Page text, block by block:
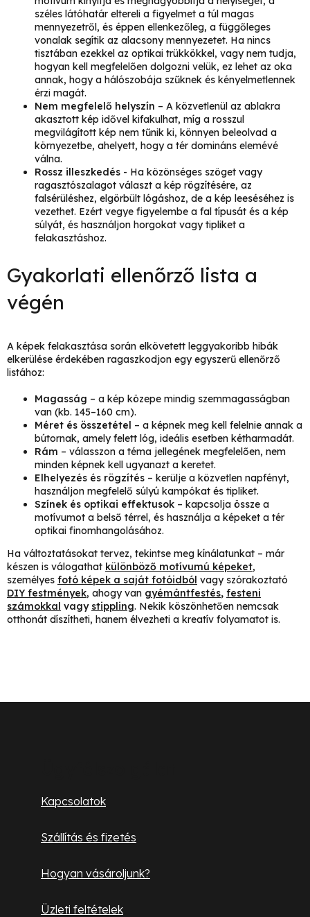
széles látóhatár eltereli a figyelmet a túl magas
mennyezetről, és éppen ellenkezőleg, a függőleges
vonalak segítik az alacsony mennyezetet. Ha nincs
tisztában ezekkel az optikai trükkökkel, vagy nem tudja,
hogyan kell megfelelően dolgozni velük, ez lehet az oka
annak, hogy a hálószobája szűknek és kényelmetlennek
érzi magát.
Nem megfelelő helyszín – A közvetlenül az ablakra
akasztott kép idővel kifakulhat, míg a rosszul
megvilágított kép nem tűnik ki, könnyen beleolvad a
környezetbe, ahelyett, hogy a tér domináns elemévé
válna.
Rossz illeszkedés - Ha közönséges szöget vagy
ragasztószalagot választ a kép rögzítésére, az
falsérüléshez, elgörbült lógáshoz, de a kép leeséséhez is
vezethet. Ezért vegye figyelembe a fal típusát és a kép
súlyát, és használjon horgokat vagy tipliket a
felakasztáshoz.
Gyakorlati ellenőrző lista a
végén
A képek felakasztása során elkövetett leggyakoribb hibák
elkerülése érdekében ragaszkodjon egy egyszerű ellenőrző
listához:
Magasság – a kép közepe mindig szemmagasságban
van (kb. 145–160 cm).
Méret és összetétel – a képnek meg kell felelnie annak a
bútornak, amely felett lóg, ideális esetben kétharmadát.
Rám – válasszon a téma jellegének megfelelően, nem
minden képnek kell ugyanazt a keretet.
Elhelyezés és rögzítés – kerülje a közvetlen napfényt,
használjon megfelelő súlyú kampókat és tipliket.
Színek és optikai effektusok – kapcsolja össze a
motívumot a belső térrel, és használja a képeket a tér
optikai finomhangolásához.
Ha változtatásokat tervez, tekintse meg kínálatunkat – már
készen is válogathat különböző motívumú képeket,
személyes fotó képek a saját fotóidból vagy szórakoztató
DIY festmények, ahogy van gyémántfestés, festeni
számokkal vagy stippling. Nekik köszönhetően nemcsak
otthonát díszítheti, hanem élvezheti a kreatív folyamatot is.
Kapcsolatok
Szállítás és fizetés
Hogyan vásároljunk?
Üzleti feltételek